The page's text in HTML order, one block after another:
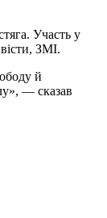
Участь у
ЗМІ.
й
— сказав